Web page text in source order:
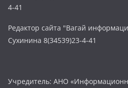
4-41
Редактор сайта "Вагай
Сухинина 8(34539)23-4-41
Учредитель: АНО